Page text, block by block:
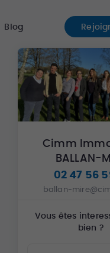
Blog
Cimm
BALLAN-
02 47 56
ballan-
Vous êtes
bien ?